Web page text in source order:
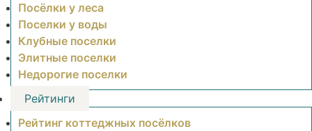
Посёлки у леса
Поселки у воды
Клубные поселки
Элитные поселки
Недорогие поселки
Рейтинги
Рейтинг коттеджных посёлков